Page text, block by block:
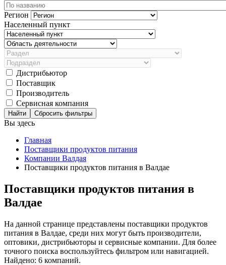
Регион
Населенный пункт
Дистрибьютор
Поставщик
Производитель
Сервисная компания
Сбросить фильтры
Вы здесь
Главная
Поставщики продуктов питания
Компании Валдая
Поставщики продуктов питания в Валдае
Поставщики продуктов питания в
Валдае
На данной странице представлены поставщики продуктов
питания в Валдае, среди них могут быть производители,
оптовики, дистрибьюторы и сервисные компании. Для более
точного поиска воспользуйтесь фильтром или навигацией.
Найдено: 6 компаний.